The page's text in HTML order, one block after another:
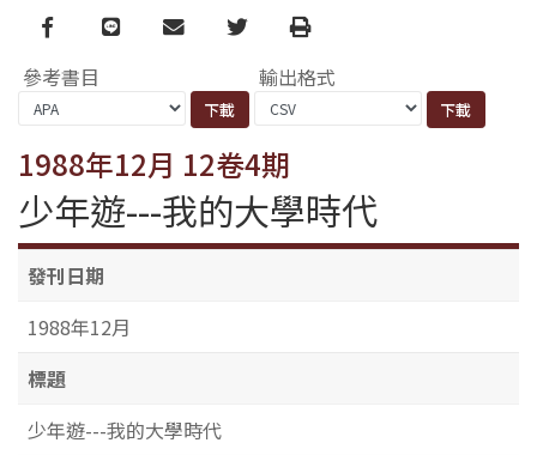
Facebook
line email TwitterPrint
參考書目 輸出格式
1988年12月 12卷4期
少年遊---我的大學時代
發刊日期
1988年12月
標題
少年遊---我的大學時代